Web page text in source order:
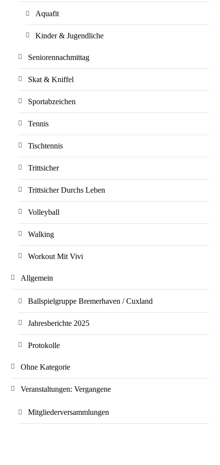
Aquafit
Kinder & Jugendliche
Seniorennachmittag
Skat & Kniffel
Sportabzeichen
Tennis
Tischtennis
Trittsicher
Trittsicher Durchs Leben
Volleyball
Walking
Workout Mit Vivi
Allgemein
Ballspielgruppe Bremerhaven / Cuxland
Jahresberichte 2025
Protokolle
Ohne Kategorie
Veranstaltungen: Vergangene
Mitgliederversammlungen